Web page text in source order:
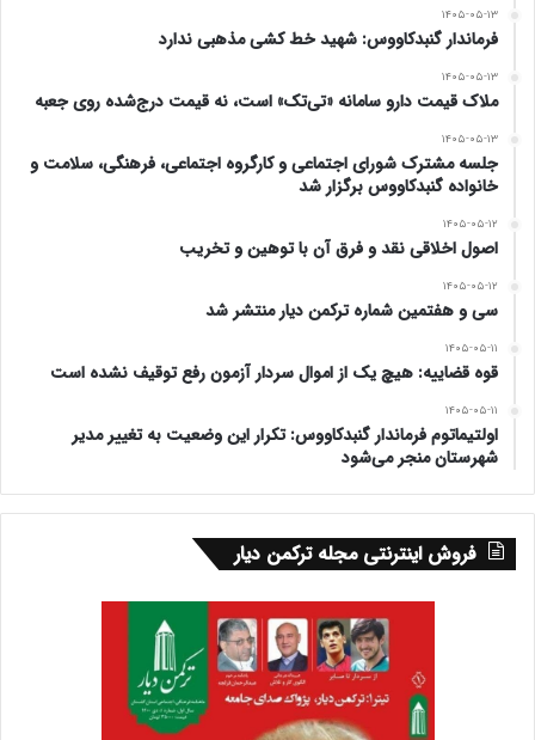
نه. رمز بقای انقلاب اسلامی تقویت امید و اجتناب از یاس
و ناامیدی است کاری کیم که امید دربین مردم زنده شود
ده. انتصاب شما را یک انتخاب استراتژیک می دانیم و
حمایت می کنیم.
یازده. همانگونه که در فرمانداری گنبد تابو شکست
امیدواریم درمدیریت های دیگر استانی و شهرستانی هم
تابو شکسته شود و شایستگان در همه عرصه ها دیده
شوند.
دوازده . جلسات مداوم و مستمر چهار – پنج ماهه با
اهالی فرهنگ و هنر و اعضای انجمن ها بگذارید
مشکلات آنها را از نزدیک بشنوید. انتخاب مشاور
فرهنگی این کار را تسهیل می کند
سیزده.فرهنگ زیربناست اساس توسعه فرهنگ می
۱۴۰۵-۰۵-۱۳
فرماندار گنبدکاووس: شهید خط کشی مذهبی ندارد
۱۴۰۵-۰۵-۱۳
ملاک قیمت دارو سامانه «تی‌تک» است، نه قیمت درج‌شده روی جعبه
۱۴۰۵-۰۵-۱۳
جلسه مشترک شورای اجتماعی و کارگروه اجتماعی، فرهنگی، سلامت و
خانواده گنبدکاووس برگزار شد
۱۴۰۵-۰۵-۱۲
اصول اخلاقی نقد و فرق آن با توهین و تخریب
۱۴۰۵-۰۵-۱۲
سی و هفتمین شماره ترکمن دیار منتشر شد
۱۴۰۵-۰۵-۱۱
قوه قضاییه: هیچ یک از اموال سردار آزمون رفع توقیف نشده است
۱۴۰۵-۰۵-۱۱
اولتیماتوم فرماندار گنبدکاووس: تکرار این وضعیت به تغییر مدیر
شهرستان منجر می‌شود
فروش اینترنتی مجله ترکمن دیار